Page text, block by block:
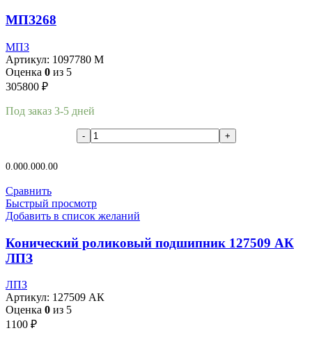
МПЗ268
МПЗ
Артикул: 1097780 М
Оценка 0 из 5
305800 ₽
Под заказ 3-5 дней
0.000.000.00
Сравнить
Быстрый просмотр
Добавить в список желаний
Конический роликовый подшипник 127509 АК
ЛПЗ
ЛПЗ
Артикул: 127509 АК
Оценка 0 из 5
1100 ₽